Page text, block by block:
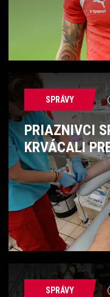
SPRÁVY
PRIAZNIVCI
KRVÁCALI
SPRÁVY